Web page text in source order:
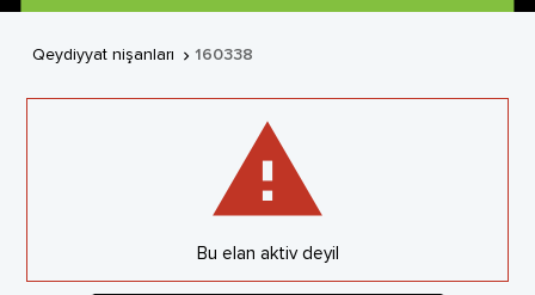
Qeydiyyat nişanları  160338
warning
Bu elan aktiv deyil